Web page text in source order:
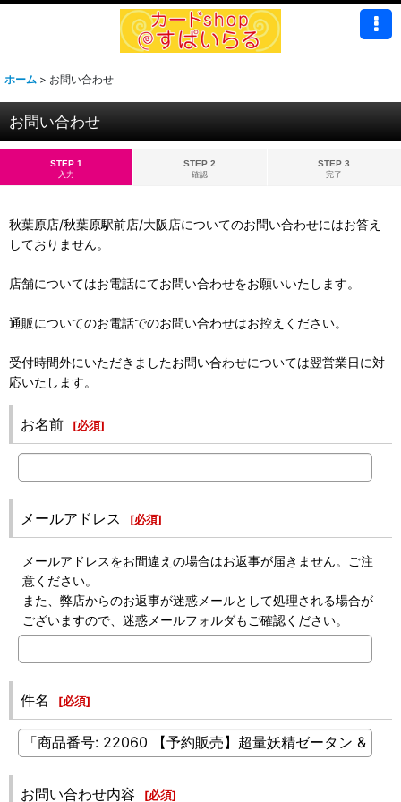
ホーム > お問い合わせ
お問い合わせ
STEP 1
入力
STEP 2
確認
STEP 3
完了
秋葉原店/秋葉原駅前店/大阪店についてのお問い合わせにはお答え
しておりません。
店舗についてはお電話にてお問い合わせをお願いいたします。
通販についてのお電話でのお問い合わせはお控えください。
受付時間外にいただきましたお問い合わせについては翌営業日に対
応いたします。
お名前 [必須]
メールアドレス [必須]
メールアドレスをお間違えの場合はお返事が届きません。ご注
意ください。
また、弊店からのお返事が迷惑メールとして処理される場合が
ございますので、迷惑メールフォルダもご確認ください。
件名 [必須]
お問い合わせ内容 [必須]